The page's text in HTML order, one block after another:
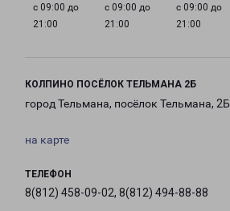
с 09:00 до
21:00
с 09:00 до
21:00
с 09:00 до
21:00
КОЛПИНО ПОСЁЛОК ТЕЛЬМАНА 2Б
город Тельмана, посёлок Тельмана, 2Б
на карте
ТЕЛЕФОН
8(812) 458-09-02, 8(812) 494-88-88